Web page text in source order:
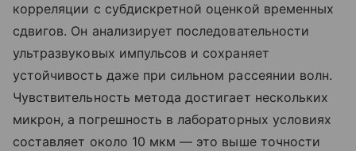
корреляции с субдискретной оценкой временных
сдвигов. Он анализирует последовательности
ультразвуковых импульсов и сохраняет
устойчивость даже при сильном рассеянии волн.
Чувствительность метода достигает нескольких
микрон, а погрешность в лабораторных условиях
составляет около 10 мкм — это выше точности